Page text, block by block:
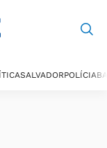
SALVADORPOLÍCIA